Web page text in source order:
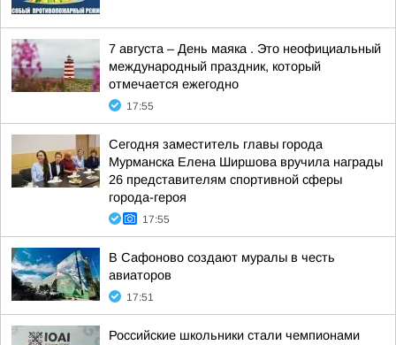
7 августа – День маяка . Это неофициальный
международный праздник, который
отмечается ежегодно
17:55
Сегодня заместитель главы города
Мурманска Елена Ширшова вручила награды
26 представителям спортивной сферы
города-героя
17:55
В Сафоново создают муралы в честь
авиаторов
17:51
Российские школьники стали чемпионами